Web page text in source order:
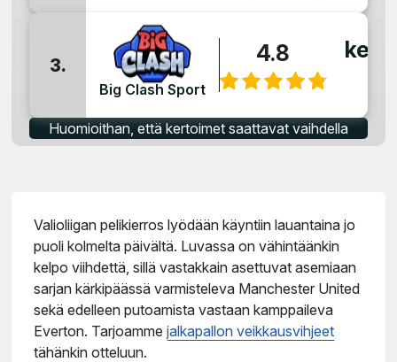
3.
Big Clash Sport
4.8
Huomioithan, että kertoimet saattavat vaihdella
Valioliigan pelikierros lyödään käyntiin lauantaina jo
puoli kolmelta päivältä. Luvassa on vähintäänkin
kelpo viihdettä, sillä vastakkain asettuvat asemiaan
sarjan kärkipäässä varmisteleva Manchester United
sekä edelleen putoamista vastaan kamppaileva
Everton. Tarjoammejalkapallon veikkausvihjeet
tähänkin otteluun.